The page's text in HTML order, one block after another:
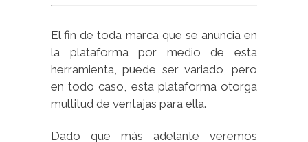
El fin de toda marca que se anuncia en
la plataforma por medio de esta
herramienta, puede ser variado, pero
en todo caso, esta plataforma otorga
multitud de ventajas para ella.
Dado que más adelante veremos